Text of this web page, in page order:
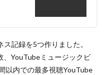
記録を5つ作りました。
YouTubeミュージックビ
以内での最多視聴YouTube